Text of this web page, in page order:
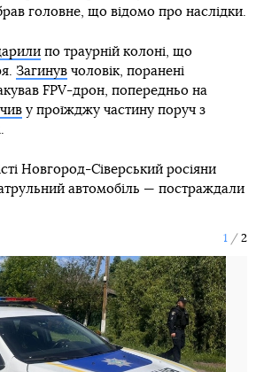
головне, що відомо про наслідки.
по траурній колоні, що
Загинув чоловік, поранені
FPV-дрон, попередньо на
у проїжджу частину поруч з
Новгород-Сіверський росіяни
автомобіль — постраждали
1 2